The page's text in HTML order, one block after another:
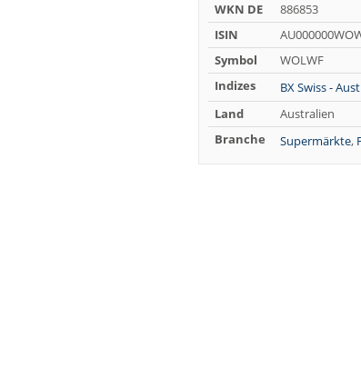
WKN DE
886853
ISIN
Symbol
WOLWF
Indizes
BX Swiss - Aust
Land
Australien
Branche
Supermärkte,